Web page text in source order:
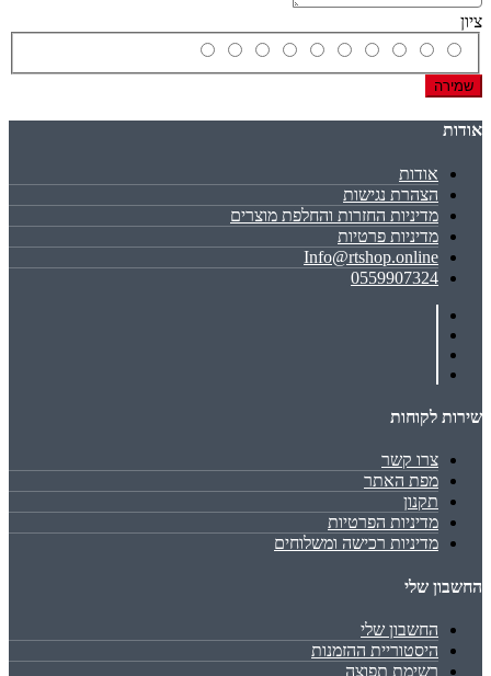
ציון
שמירה
אודות
אודות
הצהרת נגישות
מדיניות החזרות והחלפת מוצרים
מדיניות פרטיות
Info@rtshop.online
0559907324
שירות לקוחות
צרו קשר
מפת האתר
תקנון
מדיניות הפרטיות
מדיניות רכישה ומשלוחים
החשבון שלי
החשבון שלי
היסטוריית ההזמנות
רשימת תפוצה